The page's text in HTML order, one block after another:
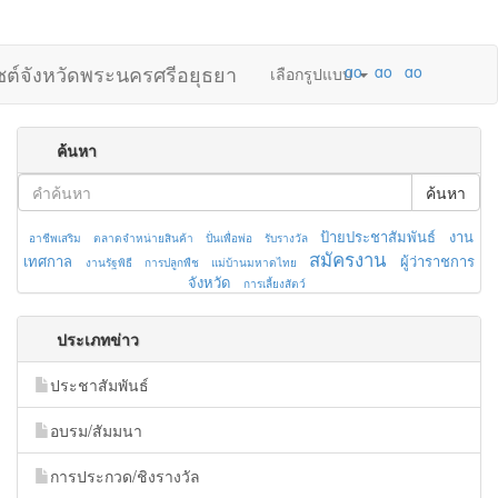
ต์จังหวัดพระนครศรีอยุธยา เลือกรูปแบบ
ค้นหา
ค้นหา
อาชีพเสริม ตลาดจำหน่ายสินค้า ปั่นเพื่อพ่อ รับรางวัล ป้ายประชาสัมพันธ์
งาน
เทศกาล
งานรัฐพิธี การปลูกพืช แม่บ้านมหาดไทย สมัครงาน
ผู้ว่าราชการ
จังหวัด
การเลี้ยงสัตว์
ประเภทข่าว
ประชาสัมพันธ์
อบรม/สัมมนา
การประกวด/ชิงรางวัล